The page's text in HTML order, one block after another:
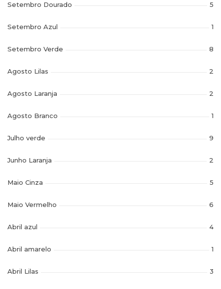
Setembro Dourado 5
Setembro Azul 1
Setembro Verde 8
Agosto Lilas 2
Agosto Laranja 2
Agosto Branco 1
Julho verde 9
Junho Laranja 2
Maio Cinza 5
Maio Vermelho 6
Abril azul 4
Abril amarelo 1
Abril Lilas 3